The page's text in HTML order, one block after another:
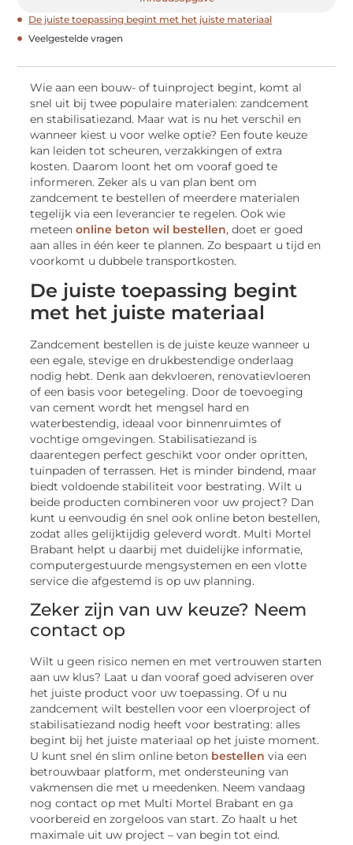
De juiste toepassing begint met het juiste materiaal
Veelgestelde vragen
Wie aan een bouw- of tuinproject begint, komt al
snel uit bij twee populaire materialen: zandcement
en stabilisatiezand. Maar wat is nu het verschil en
wanneer kiest u voor welke optie? Een foute keuze
kan leiden tot scheuren, verzakkingen of extra
kosten. Daarom loont het om vooraf goed te
informeren. Zeker als u van plan bent om
zandcement te bestellen of meerdere materialen
tegelijk via een leverancier te regelen. Ook wie
meteenonline beton wil bestellen, doet er goed
aan alles in één keer te plannen. Zo bespaart u tijd en
voorkomt u dubbele transportkosten.
De juiste toepassing begint
met het juiste materiaal
Zandcement bestellen is de juiste keuze wanneer u
een egale, stevige en drukbestendige onderlaag
nodig hebt. Denk aan dekvloeren, renovatievloeren
of een basis voor betegeling. Door de toevoeging
van cement wordt het mengsel hard en
waterbestendig, ideaal voor binnenruimtes of
vochtige omgevingen. Stabilisatiezand is
daarentegen perfect geschikt voor onder opritten,
tuinpaden of terrassen. Het is minder bindend, maar
biedt voldoende stabiliteit voor bestrating. Wilt u
beide producten combineren voor uw project? Dan
kunt u eenvoudig én snel ook online beton bestellen,
zodat alles gelijktijdig geleverd wordt. Multi Mortel
Brabant helpt u daarbij met duidelijke informatie,
computergestuurde mengsystemen en een vlotte
service die afgestemd is op uw planning.
Zeker zijn van uw keuze? Neem
contact op
Wilt u geen risico nemen en met vertrouwen starten
aan uw klus? Laat u dan vooraf goed adviseren over
het juiste product voor uw toepassing. Of u nu
zandcement wilt bestellen voor een vloerproject of
stabilisatiezand nodig heeft voor bestrating: alles
begint bij het juiste materiaal op het juiste moment.
U kunt snel én slim online beton bestellen via een
betrouwbaar platform, met ondersteuning van
vakmensen die met u meedenken. Neem vandaag
nog contact op met Multi Mortel Brabant en ga
voorbereid en zorgeloos van start. Zo haalt u het
maximale uit uw project – van begin tot eind.